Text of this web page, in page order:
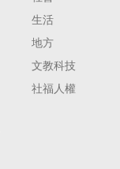
生活
地方
文教科技
社福人權